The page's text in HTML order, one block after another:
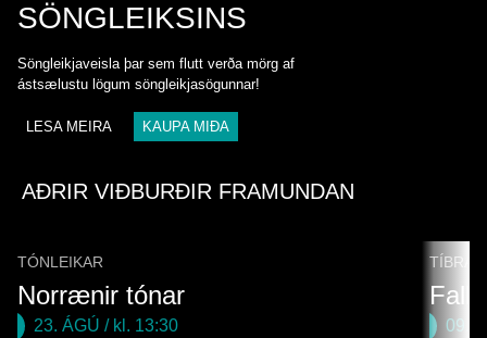
SÖNGLEIKSINS
Söngleikjaveisla þar sem flutt verða mörg af
ástsælustu lögum söngleikjasögunnar!
LESA MEIRA KAUPA MIÐA
AÐRIR VIÐBURÐIR FRAMUNDAN
TÓNLEIKAR
Norrænir tónar
23. ÁGÚ / kl. 13:30
TÍBRÁ
Fall
09.